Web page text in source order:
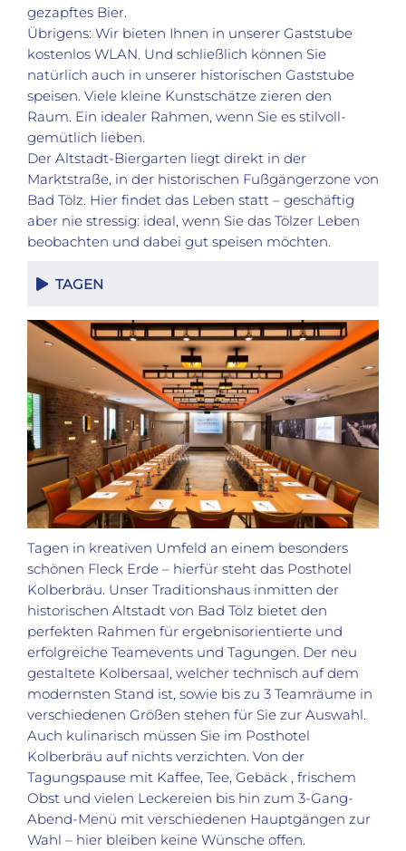
gezapftes Bier.
Übrigens: Wir bieten Ihnen in unserer Gaststube
kostenlos WLAN. Und schließlich können Sie
natürlich auch in unserer historischen Gaststube
speisen. Viele kleine Kunstschätze zieren den
Raum. Ein idealer Rahmen, wenn Sie es stilvoll-
gemütlich lieben.
Der Altstadt-Biergarten liegt direkt in der
Marktstraße, in der historischen Fußgängerzone von
Bad Tölz. Hier findet das Leben statt – geschäftig
aber nie stressig: ideal, wenn Sie das Tölzer Leben
beobachten und dabei gut speisen möchten.
TAGEN
Tagen in kreativen Umfeld an einem besonders
schönen Fleck Erde – hierfür steht das Posthotel
Kolberbräu. Unser Traditionshaus inmitten der
historischen Altstadt von Bad Tölz bietet den
perfekten Rahmen für ergebnisorientierte und
erfolgreiche Teamevents und Tagungen. Der neu
gestaltete Kolbersaal, welcher technisch auf dem
modernsten Stand ist, sowie bis zu 3 Teamräume in
verschiedenen Größen stehen für Sie zur Auswahl.
Auch kulinarisch müssen Sie im Posthotel
Kolberbräu auf nichts verzichten. Von der
Tagungspause mit Kaffee, Tee, Gebäck , frischem
Obst und vielen Leckereien bis hin zum 3-Gang-
Abend-Menü mit verschiedenen Hauptgängen zur
Wahl – hier bleiben keine Wünsche offen.